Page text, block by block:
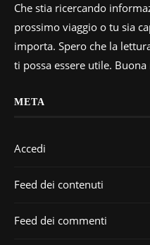
Che stia ricercando
prossimo viaggio o tu sia
importa. Spero che la
ti possa essere utile.
META
Accedi
Feed dei contenuti
Feed dei commenti